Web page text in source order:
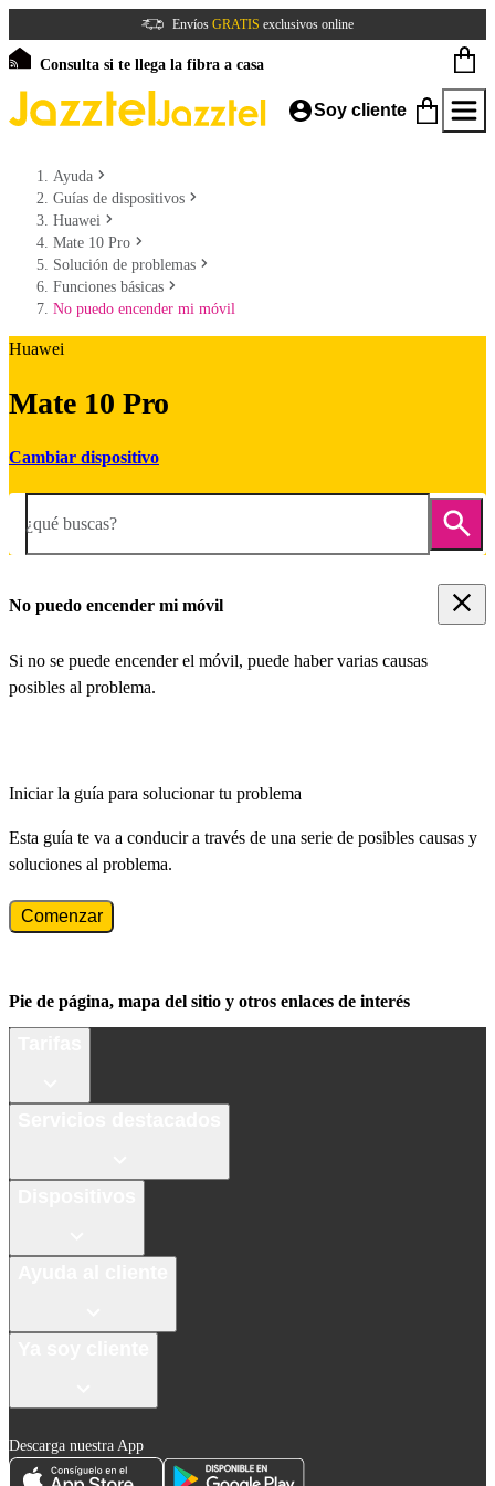
Envíos GRATIS exclusivos online
Consulta si te llega la fibra a casa
Soy cliente
Ayuda
Guías de dispositivos
Huawei
Mate 10 Pro
Solución de problemas
Funciones básicas
No puedo encender mi móvil
Huawei
Mate 10 Pro
Cambiar dispositivo
¿qué buscas?
No puedo encender mi móvil
Si no se puede encender el móvil, puede haber varias causas
posibles al problema.
Iniciar la guía para solucionar tu problema
Esta guía te va a conducir a través de una serie de posibles causas y
soluciones al problema.
Comenzar
Pie de página, mapa del sitio y otros enlaces de interés
Descarga nuestra App